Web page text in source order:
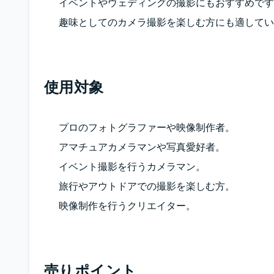
イベントやウェディングの撮影にもおすすめです
趣味としてのカメラ撮影を楽しむ方にも適してい
使用対象
プロのフォトグラファーや映像制作者。
アマチュアカメラマンや写真愛好者。
イベント撮影を行うカメラマン。
旅行やアウトドアでの撮影を楽しむ方。
映像制作を行うクリエイター。
売りポイント